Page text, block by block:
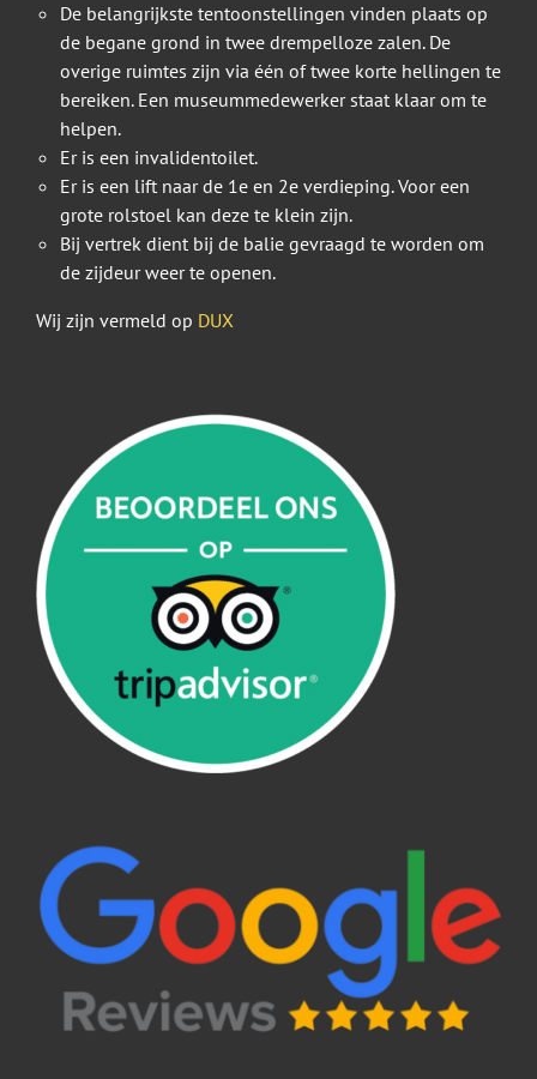
De belangrijkste tentoonstellingen vinden plaats op
de begane grond in twee drempelloze zalen. De
overige ruimtes zijn via één of twee korte hellingen te
bereiken. Een museummedewerker staat klaar om te
helpen.
Er is een invalidentoilet.
Er is een lift naar de 1e en 2e verdieping. Voor een
grote rolstoel kan deze te klein zijn.
Bij vertrek dient bij de balie gevraagd te worden om
de zijdeur weer te openen.
Wij zijn vermeld op DUX